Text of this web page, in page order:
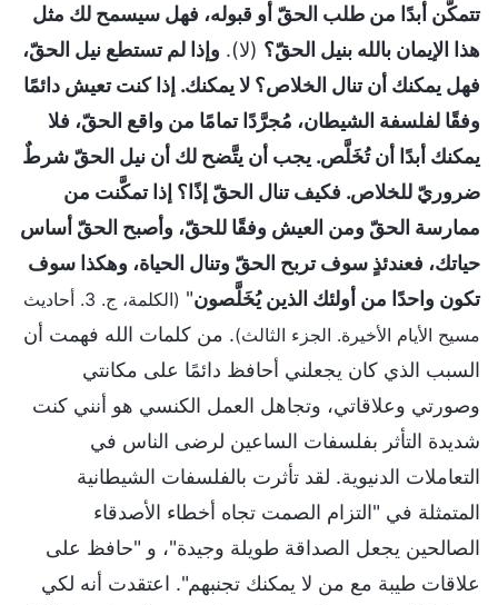
تتمكَّن أبدًا من طلب الحقّ أو قبوله، فهل سيسمح لك مثل
هذا الإيمان بالله بنيل الحقّ؟ (لا). وإذا لم تستطع نيل الحقّ،
فهل يمكنك أن تنال الخلاص؟ لا يمكنك. إذا كنت تعيش دائمًا
وفقًا لفلسفة الشيطان، مُجرَّدًا تمامًا من واقع الحقّ، فلا
يمكنك أبدًا أن تُخَلَّص. يجب أن يتَّضح لك أن نيل الحقّ شرطٌ
ضروريّ للخلاص. فكيف تنال الحقّ إذًا؟ إذا تمكَّنت من
ممارسة الحقّ ومن العيش وفقًا للحقّ، وأصبح الحقّ أساس
حياتك، فعندئذٍ سوف تربح الحقّ وتنال الحياة، وهكذا سوف
تكون واحدًا من أولئك الذين يُخَلَّصون"
(الكلمة، ج. 3. أحاديث
مسيح الأيام الأخيرة. الجزء الثالث). من كلمات الله فهمت أن
السبب الذي كان يجعلني أحافظ دائمًا على مكانتي
وصورتي وعلاقاتي، وتجاهل العمل الكنسي هو أنني كنت
شديدة التأثر بفلسفات الساعين لرضى الناس في
التعاملات الدنيوية. لقد تأثرت بالفلسفات الشيطانية
المتمثلة في "التزام الصمت تجاه أخطاء الأصدقاء
الصالحين يجعل الصداقة طويلة وجيدة"، و "حافظ على
علاقات طيبة مع من لا يمكنك تجنبهم". اعتقدت أنه لكي